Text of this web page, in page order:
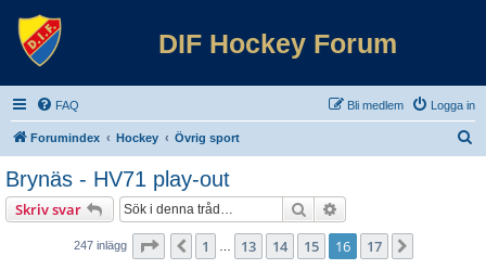
DIF Hockey Forum
FAQ Logga in
Bli medlem
Forumindex Hockey Övrig sport
Brynäs - HV71 play-out
Skriv svar Sök
247 inlägg Sida 16av17
Föregående
1 13 14 15 16 17